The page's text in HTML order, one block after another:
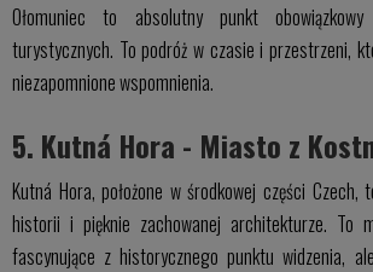
Ołomuniec to absolutny punkt
turystycznych. To podróż w czasie i przestrzeni,
niezapomnione wspomnienia.
5. Kutná Hora - Miasto z
Kutná Hora, położone w środkowej części Czech,
historii i pięknie zachowanej architekturze. To
fascynujące z historycznego punktu widzenia,